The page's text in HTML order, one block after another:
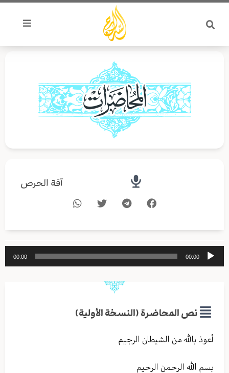
تخطي
المحتوى
آفة الحرص
مشغل
الصوت
00:00
00:00
نص المحاضرة (النسخة الأولية)
أعوذ بالله من الشیطان الرجیم
بسم الله الرحمن الرحیم